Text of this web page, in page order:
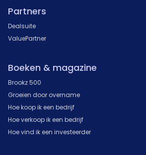
Partners
Dealsuite
ValuePartner
Boeken & magazine
Brookz 500
Groeien door overname
Hoe koop ik een bedrijf
Hoe verkoop ik een bedrijf
Hoe vind ik een investeerder